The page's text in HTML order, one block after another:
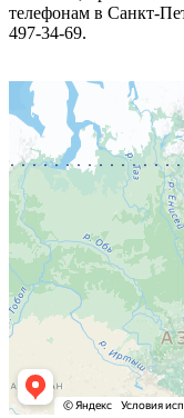
телефонам в Санкт-
497-34-69.